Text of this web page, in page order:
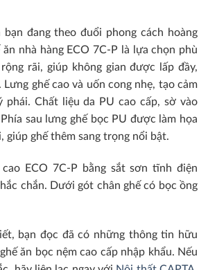
bạn đang theo đuổi phong cách hoàng
ăn nhà hàng ECO 7C-P là lựa chọn phù
rãi, giúp không gian được lấp đầy,
ghế cao và uốn cong nhẹ, tạo cảm
phái. Chất liệu da PU cao cấp, sờ vào
sau lưng ghế bọc PU được làm họa
giúp ghế thêm sang trọng nổi bật.
ECO 7C-P bằng sắt sơn tĩnh điện
chắn. Dưới gót chân ghế có bọc ồng
bạn đọc đã có những thông tin hữu
ăn bọc nệm cao cấp nhập khẩu. Nếu